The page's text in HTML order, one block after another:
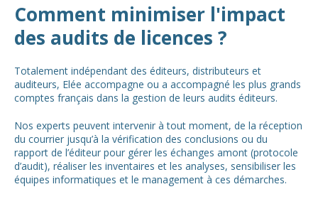
Comment minimiser l'impact
des audits de licences ?
Totalement indépendant des éditeurs, distributeurs et
auditeurs, Elée accompagne ou a accompagné les plus grands
comptes français dans la gestion de leurs audits éditeurs.
Nos experts peuvent intervenir à tout moment, de la réception
du courrier jusqu’à la vérification des conclusions ou du
rapport de l’éditeur pour gérer les échanges amont (protocole
d’audit), réaliser les inventaires et les analyses, sensibiliser les
équipes informatiques et le management à ces démarches.